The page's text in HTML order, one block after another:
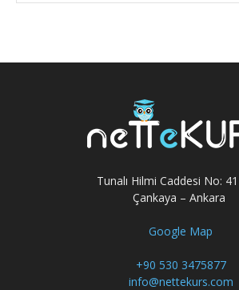
Tunalı Hilmi Caddesi No:
Çankaya – Ankara
Google Map
+90 530 3475877
info@nettekurs.com